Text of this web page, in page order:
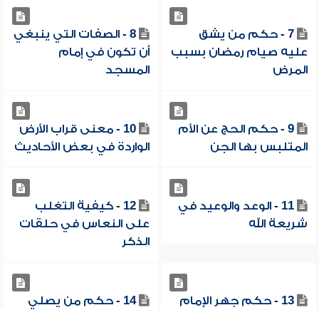
7 - حكم من يشق
عليه صيام رمضان بسبب
المرض
8 - الصفات التي ينبغي
أن تكون في إمام
المسجد
9 - حكم الحج عن الأم
المتلبس بها الجن
10 - معنى قراب الأرض
الواردة في بعض الأحاديث
11 - الوعد والوعيد في
شريعة الله
12 - كيفية التغلب
على النعاس في حلقات
الذكر
13 - حكم جهر الإمام 14 - حكم من يصلي